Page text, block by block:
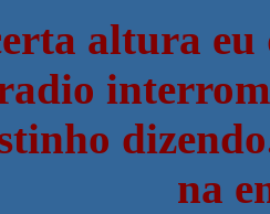
altura eu
na